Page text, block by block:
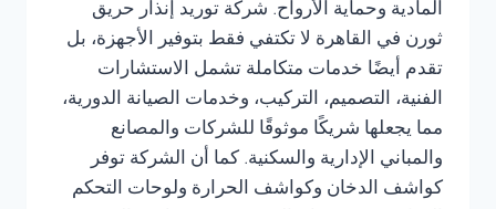
المادية وحماية الأرواح. شركة توريد إنذار حريق
ثورن في القاهرة لا تكتفي فقط بتوفير الأجهزة، بل
تقدم أيضًا خدمات متكاملة تشمل الاستشارات
الفنية، التصميم، التركيب، وخدمات الصيانة الدورية،
مما يجعلها شريكًا موثوقًا للشركات والمصانع
والمباني الإدارية والسكنية. كما أن الشركة توفر
كواشف الدخان وكواشف الحرارة ولوحات التحكم